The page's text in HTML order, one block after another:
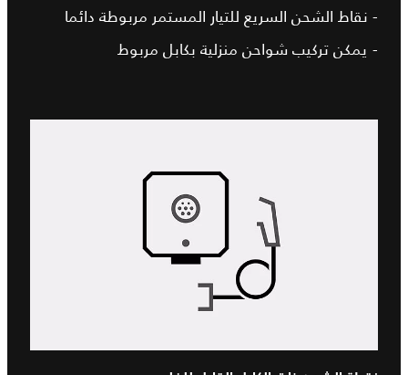
- نقاط الشحن السريع للتيار المستمر مربوطة دائما
- يمكن تركيب شواحن منزلية بكابل مربوط